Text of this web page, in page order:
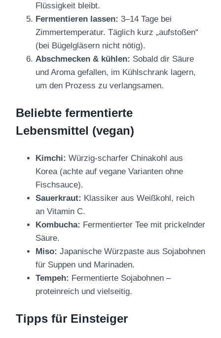
Flüssigkeit bleibt.
Fermentieren lassen: 3–14 Tage bei
Zimmertemperatur. Täglich kurz „aufstoßen“
(bei Bügelgläsern nicht nötig).
Abschmecken & kühlen: Sobald dir Säure
und Aroma gefallen, im Kühlschrank lagern,
um den Prozess zu verlangsamen.
Beliebte fermentierte
Lebensmittel (vegan)
Kimchi: Würzig-scharfer Chinakohl aus
Korea (achte auf vegane Varianten ohne
Fischsauce).
Sauerkraut: Klassiker aus Weißkohl, reich
an Vitamin C.
Kombucha: Fermentierter Tee mit prickelnder
Säure.
Miso: Japanische Würzpaste aus Sojabohnen
für Suppen und Marinaden.
Tempeh: Fermentierte Sojabohnen –
proteinreich und vielseitig.
Tipps für Einsteiger